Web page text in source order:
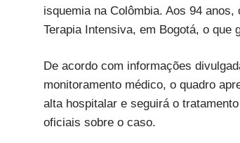
isquemia na Colômbia. Aos 94
Terapia Intensiva, em Bogotá, o que
De acordo com informações
monitoramento médico, o quadro
alta hospitalar e seguirá o
oficiais sobre o caso.